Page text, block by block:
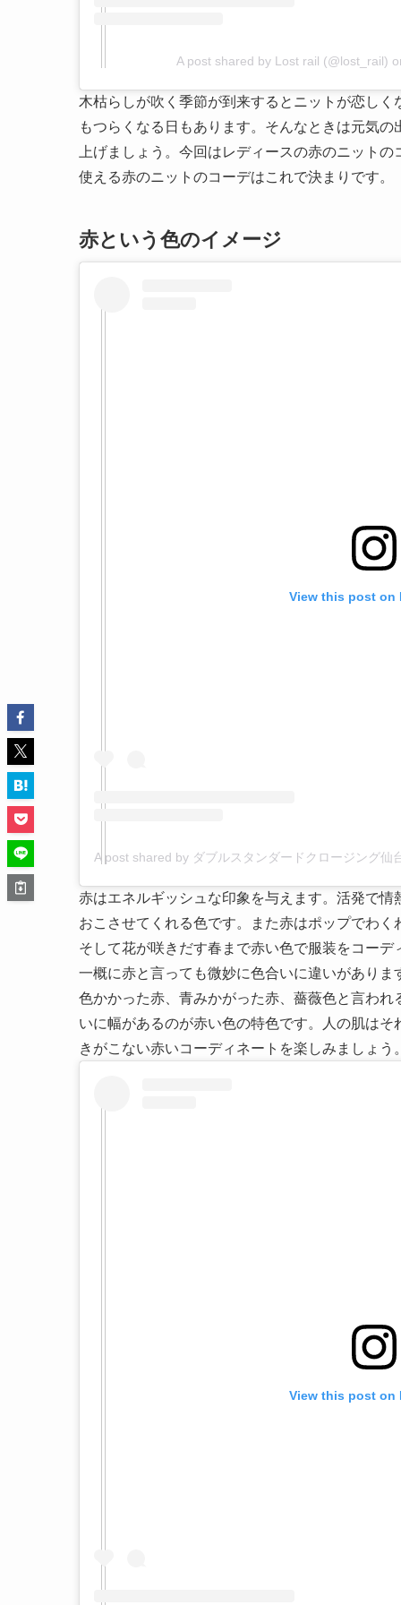
A post shared by Lost rail (@lost_rail)
木枯らしが吹く季節が到来するとニットが恋し
もつらくなる日もあります。そんなときは元気
上げましょう。今回はレディースの赤のニット
使える赤のニットのコーデはこれで決まりです。
赤という色のイメージ
View this post on
A post shared by ダブルスタンダードクロージング仙
赤はエネルギッシュな印象を与えます。活発で
おこさせてくれる色です。また赤はポップでわ
そして花が咲きだす春まで赤い色で服装をコー
一概に赤と言っても微妙に色合いに違いがあり
色かかった赤、青みかがった赤、薔薇色と言わ
いに幅があるのが赤い色の特色です。人の肌は
きがこない赤いコーディネートを楽しみましょう
View this post on